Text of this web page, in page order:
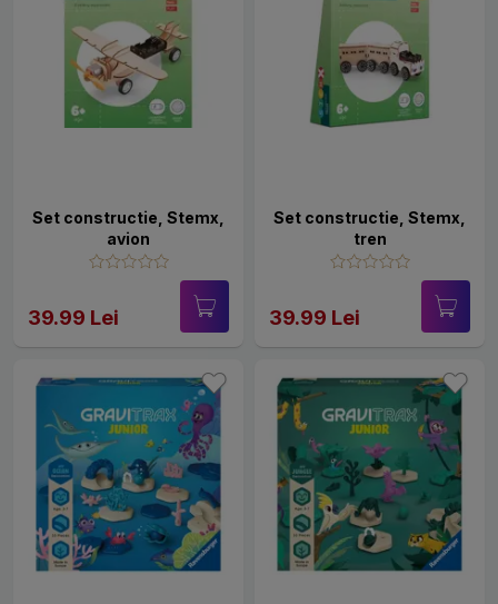
Set constructie, Stemx,
avion
39.99 Lei
Set constructie, Stemx,
tren
39.99 Lei